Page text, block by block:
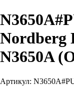
Nordberg
N3650A
Артикул: